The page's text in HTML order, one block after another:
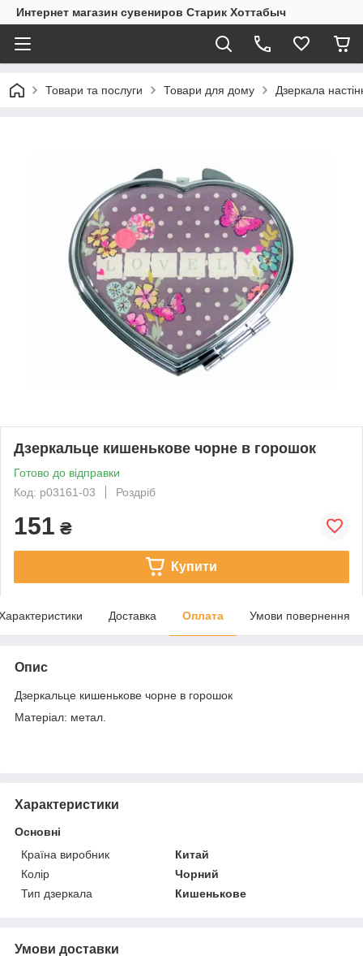
Интернет магазин сувениров Старик Хоттабыч
Товари та послуги Товари для дому Дзеркала
Дзеркальце кишенькове чорне в горошок
Готово до відправки
Код: p03161-03
Роздріб
151 ₴
Купити
Доставка Оплата Умови повернення
Опис
Дзеркальце кишенькове чорне в горошок
Матеріал: метал.
Характеристики
Основні
Країна виробник
Китай
Колір
Чорний
Тип дзеркала
Кишенькове
Умови доставки